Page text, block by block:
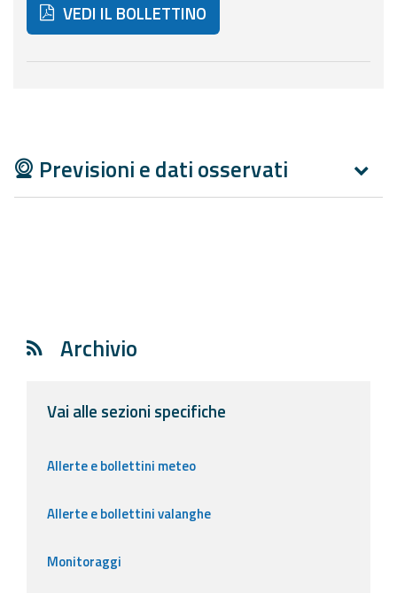
Strumenti
Meteo
VEDI IL BOLLETTINO
Previsioni e dati osservati
Archivio
Vai alle sezioni specifiche
Allerte e bollettini meteo
Allerte e bollettini valanghe
Monitoraggi